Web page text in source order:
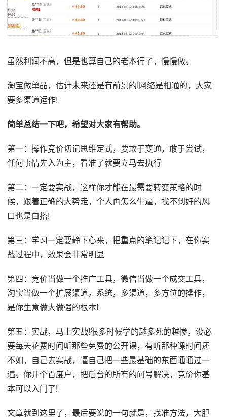
虽然利润不高，但是也算自己的老本行了，慢慢做。
淘宝做单品，估计未来还是有前景的!网络是相通的，大家
要多渠道运作!
简单总结一下吧，希望对大家有帮助。
第一：操作竞价切记思维定式，要敢于变通，敢于尝试，
任何事情先入为主，看准了就要立马去执行
第二：一定要实战，这样你才能在最需要转变策略的时
候，跟着正确的大势走，个人再怎么牛逼，找不到好的风
口也是白搭!
第三：学习一定要静下心来，把重点的笔记记下，在你实
战过程中，效果会非常明显
第四：竞价当做一个推广工具，微信当做一个成交工具，
淘宝当做一个扩展渠道。系统，多渠道，多方位的操作，
是你生意做大做强的根本!
第五：实战，马上实战!很多时候学的越多死的越惨，没必
要每天花费时间听那些免费的公开课，有听那种课时间还
不如，自己去实战，逼自己把一些最基础的东西通通过一
遍。你开个百度户，把后台的所有的问号解决，竞价你基
本可以入门了!
文章就到这里了，最后要说的一句就是，找准方法，大胆